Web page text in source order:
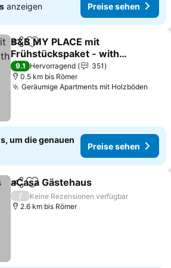
anzeigen Preise sehen
TeilenZu Favoriten hinzufügen
B&B MY PLACE mit
Frühstückspaket - with
Breakfastbox
Preise sehen
9.1 Hervorragend
351
0.5 km bis Römer
Geräumige Apartments mit Holzböden
um die genauen
Preise sehen
TeilenZu Favoriten hinzufügen
aCasa Gästehaus
/
Keine Rezensionen verfügbar
2.6 km bis Römer